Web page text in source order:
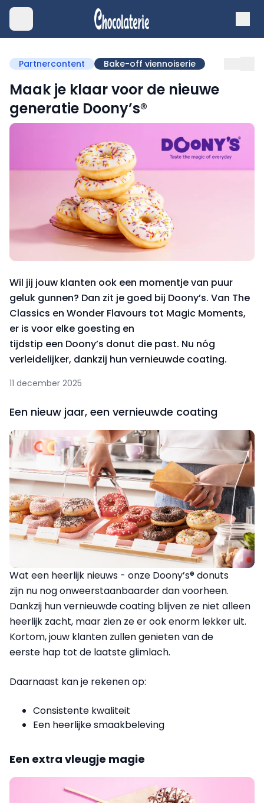
Partnercontent Bake-off viennoiserie
Maak je klaar voor de nieuwe
generatie Doony’s®
Wil jij jouw klanten ook een momentje van puur
geluk gunnen? Dan zit je goed bij Doony’s. Van The
Classics en Wonder Flavours tot Magic Moments,
er is voor elke goesting en
tijdstip een Doony’s donut die past. Nu nóg
verleidelijker, dankzij hun vernieuwde coating.
11 december 2025
Een nieuw jaar, een vernieuwde coating
Wat een heerlijk nieuws - onze Doony’s® donuts
zijn nu nog onweerstaanbaarder dan voorheen.
Dankzij hun vernieuwde coating blijven ze niet alleen
heerlijk zacht, maar zien ze er ook enorm lekker uit.
Kortom, jouw klanten zullen genieten van de
eerste hap tot de laatste glimlach.
Daarnaast kan je rekenen op:
Consistente kwaliteit
Een heerlijke smaakbeleving
Een extra vleugje magie